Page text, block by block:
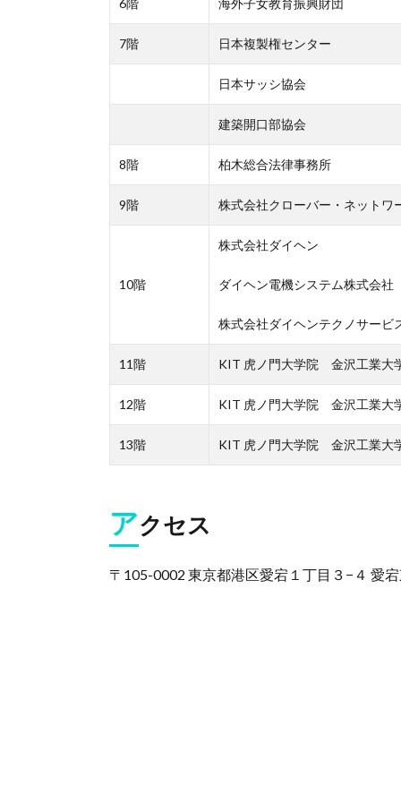
6階 海外子女教育振興財団
7階 日本複製権センター
日本サッシ協会
建築開口部協会
8階 柏木総合法律事務所
9階 株式会社クローバー・ネットワ
10階
株式会社ダイヘン
ダイヘン電機システム株式会社
株式会社ダイヘンテクノサービ
11階 KIT 虎ノ門大学院 金沢工業大
12階 KIT 虎ノ門大学院 金沢工業大
13階 KIT 虎ノ門大学院 金沢工業大
アクセス
〒105-0002 東京都港区愛宕１丁目３−４ 愛